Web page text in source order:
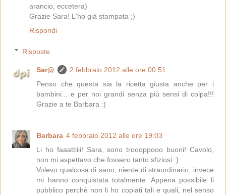
arancio, eccetera)
Grazie Sara! L'ho già stampata ;)
Rispondi
Risposte
Sar@
2 febbraio 2012 alle ore 00:51
Penso che questa sia la ricetta giusta anche per i
bambini... e per noi grandi senza più sensi di colpa!!!
Grazie a te Barbara :)
Barbara 4 febbraio 2012 alle ore 19:03
Li ho faaattiiii! Sara, sono troooppooo buoni! Cavolo,
non mi aspettavo che fossero tanto sfiziosi :)
Volevo qualcosa di sano, niente di straordinario, invece
mi hanno conquistata totalmente. Appena possibile li
pubblico perchè non li ho copiati tali e quali, nel senso